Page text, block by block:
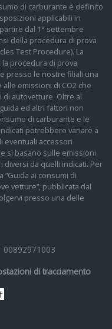
di carburante è definito
applicabili in
dal 1° settembre
della procedura di prova
Test Procedure). La
la procedura di prova
presso le nostre filiali una
emissioni di CO2 che
autovetture. Oltre al
ed altri fattori non
di carburante e le
potrebbero variare a
eventuali accessori
si basano sulle emissioni
diversi da quelli indicati. Per
ai consumi di
vetture”, pubblicata dal
presso una delle
00892971003
di tracciamento